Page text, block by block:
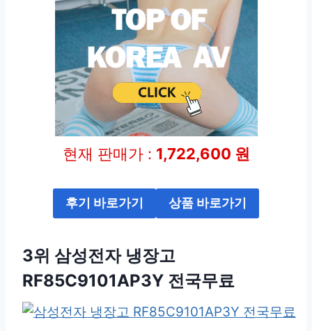
현재 판매가 : 1,722,600 원
후기 바로가기 상품 바로가기
3위 삼성전자 냉장고
RF85C9101AP3Y 전국무료